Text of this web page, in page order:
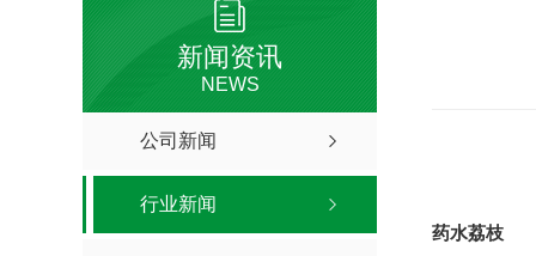
新闻资讯
NEWS
公司新闻
行业新闻
药水荔枝